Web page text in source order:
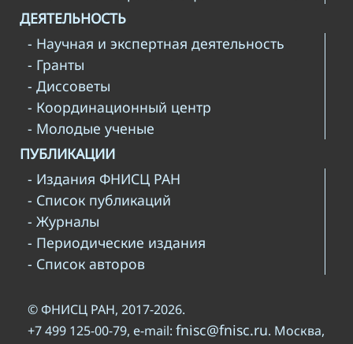
ДЕЯТЕЛЬНОСТЬ
- Научная и экспертная деятельность
- Гранты
- Диссоветы
- Координационный центр
- Молодые ученые
ПУБЛИКАЦИИ
- Издания ФНИСЦ РАН
- Список публикаций
- Журналы
- Периодические издания
- Список авторов
© ФНИСЦ РАН, 2017-2026.
+7 499 125-00-79, e-mail: fnisc@fnisc.ru. Москва,